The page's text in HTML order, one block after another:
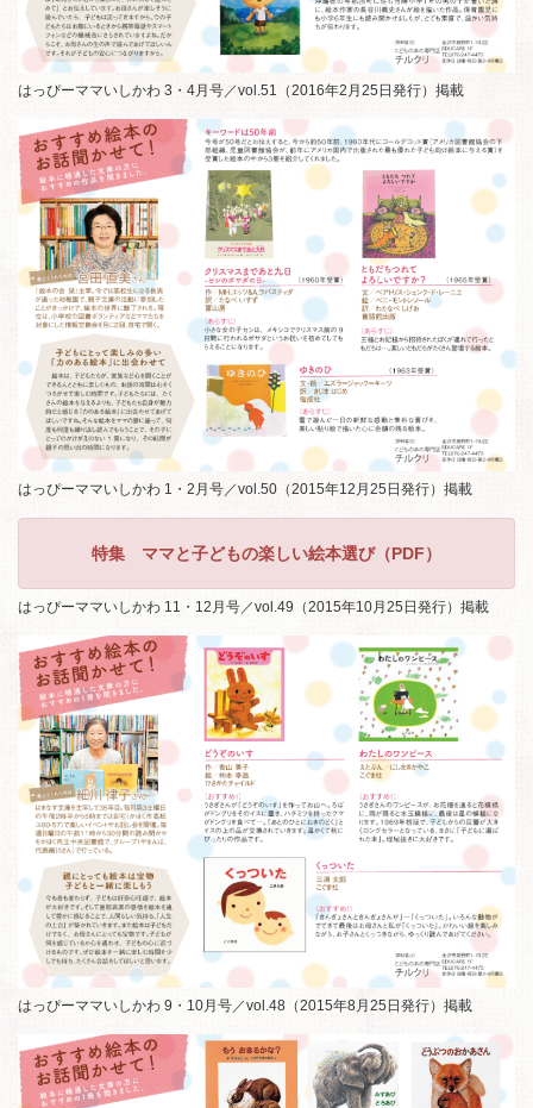
はっぴーママいしかわ 3・4月号／vol.51（2016年2月25日発行）掲載
はっぴーママいしかわ 1・2月号／vol.50（2015年12月25日発行）掲載
特集 ママと子どもの楽しい絵本選び（PDF）
はっぴーママいしかわ 11・12月号／vol.49（2015年10月25日発行）掲載
はっぴーママいしかわ 9・10月号／vol.48（2015年8月25日発行）掲載